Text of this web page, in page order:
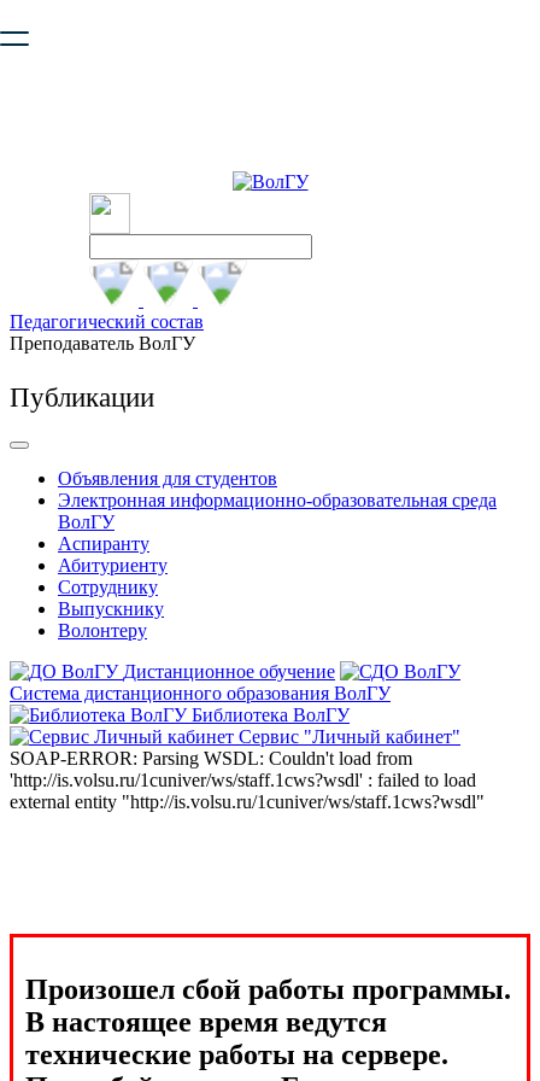
безопасную работу с сайтом. Пожалуйста
Педагогический состав
Преподаватель ВолГУ
Публикации
Объявления для студентов
Электронная информационно-образовательная среда
ВолГУ
Аспиранту
Абитуриенту
Сотруднику
Выпускнику
Волонтеру
Дистанционное обучение
Система дистанционного образования ВолГУ
Библиотека ВолГУ
Сервис "Личный кабинет"
SOAP-ERROR: Parsing WSDL: Couldn't load from
'http://is.volsu.ru/1cuniver/ws/staff.1cws?wsdl' : failed to load
external entity "http://is.volsu.ru/1cuniver/ws/staff.1cws?wsdl"
Произошел сбой работы программы.
В настоящее время ведутся
технические работы на сервере.